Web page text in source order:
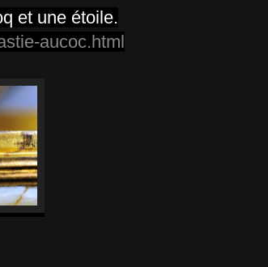
et une étoile.
aucoc.html